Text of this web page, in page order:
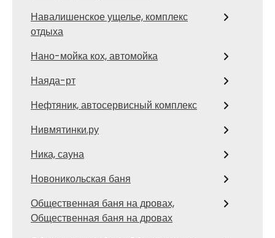
Навалишенское ущелье, комплекс
отдыха
Нано-мойка кох, автомойка
Наяда-рт
Нефтяник, автосервисный комплекс
Нивмятинки.ру
Ника, сауна
Новоникольская баня
Общественная баня на дровах,
Общественная баня на дровах